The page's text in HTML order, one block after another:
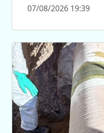
07/08/2026 19:39